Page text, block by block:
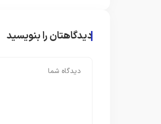
دیدگاهتان را بنویسید